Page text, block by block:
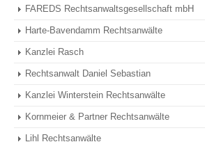
FAREDS Rechtsanwaltsgesellschaft mbH
Harte-Bavendamm Rechtsanwälte
Kanzlei Rasch
Rechtsanwalt Daniel Sebastian
Kanzlei Winterstein Rechtsanwälte
Kornmeier & Partner Rechtsanwälte
Lihl Rechtsanwälte